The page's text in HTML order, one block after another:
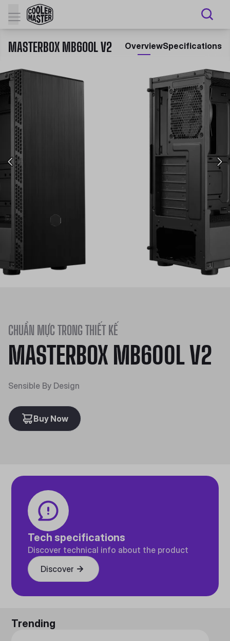
MASTERBOX MB600L V2 OverviewSpecifications
CHUẨN MỰC TRONG THIẾT KẾ
MASTERBOX MB600L V2
Sensible By Design
Buy Now
Tech specifications
Discover technical info about the product
Discover
Trending